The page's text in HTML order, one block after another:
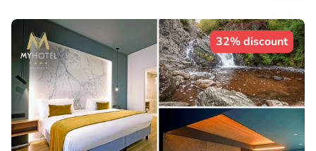
32% discount